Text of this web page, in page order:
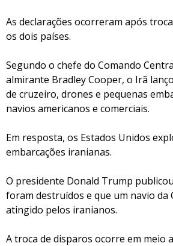
As declarações ocorreram após
os dois países.
Segundo o chefe do Comando
almirante Bradley Cooper, o Irã
de cruzeiro, drones e pequenas
navios americanos e comerciais.
Em resposta, os Estados Unidos
embarcações iranianas.
O presidente Donald Trump
foram destruídos e que um navio da
atingido pelos iranianos.
A troca de disparos ocorre em meio